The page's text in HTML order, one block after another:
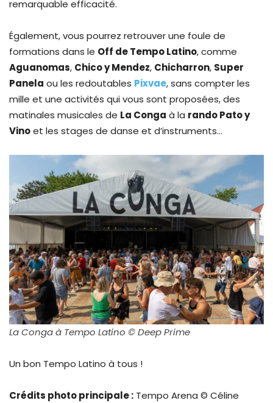
remarquable efficacité.
Également, vous pourrez retrouver une foule de
formations dans le Off de Tempo Latino, comme
Aguanomas, Chico y Mendez, Chicharron, Super
Panela ou les redoutables Pixvae, sans compter les
mille et une activités qui vous sont proposées, des
matinales musicales de La Conga à la rando Pato y
Vinoet les stages de danse et d’instruments…
La Conga à Tempo Latino © Deep Prime
Un bon Tempo Latino à tous !
Crédits photo principale : Tempo Arena © Céline